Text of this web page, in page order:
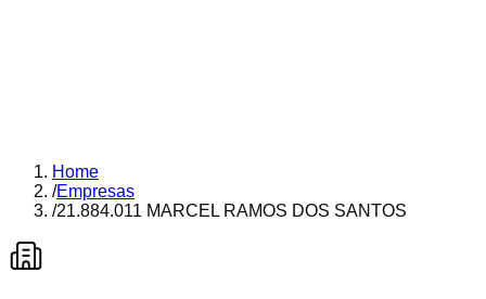
Home
/Empresas
/21.884.011 MARCEL RAMOS DOS SANTOS